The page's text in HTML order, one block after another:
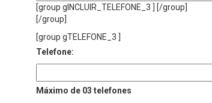
[group gINCLUIR_TELEFONE_3 ]
[/group]
[/group]
[group gTELEFONE_3 ]
Telefone:
Máximo de 03 telefones